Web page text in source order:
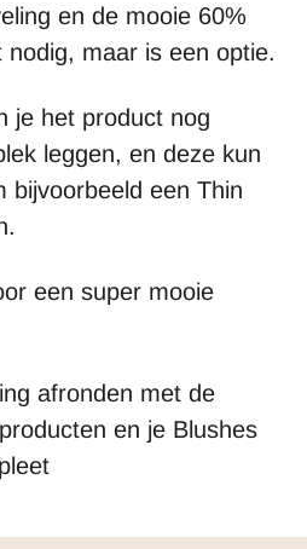
en de mooie 60%
nodig, maar is een optie.
je het product nog
leggen, en deze kun
bijvoorbeeld een Thin
een super mooie
afronden met de
en je Blushes